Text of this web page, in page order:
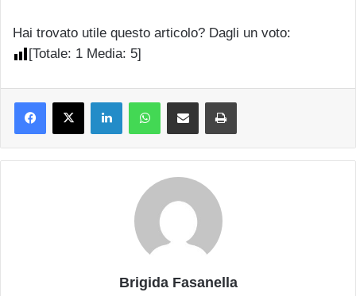
Hai trovato utile questo articolo? Dagli un voto:
[Totale: 1 Media: 5]
LinkedInWhatsAppCondividi via mail Stampa
Brigida Fasanella